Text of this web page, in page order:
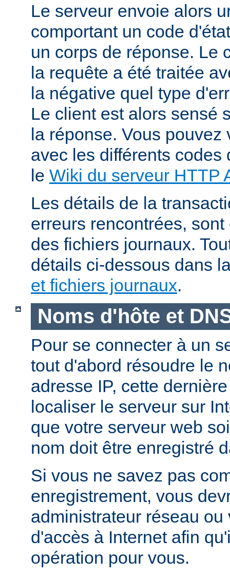
Le serveur envoie alors
comportant un code
un corps de réponse. Le
la requête a été traitée
la négative quel type
Le client est alors sensé
la réponse. Vous pouvez
avec les différents codes
le Wiki du serveur HTTP
Les détails de la
erreurs rencontrées,
des fichiers journaux.
détails ci-dessous dans
et fichiers journaux.
Noms d'hôte et
Pour se connecter à un
tout d'abord résoudre le
adresse IP, cette
localiser le serveur sur
que votre serveur web
nom doit être enregistré
Si vous ne savez pas
enregistrement, vous
administrateur réseau ou
d'accès à Internet afin
opération pour vous.